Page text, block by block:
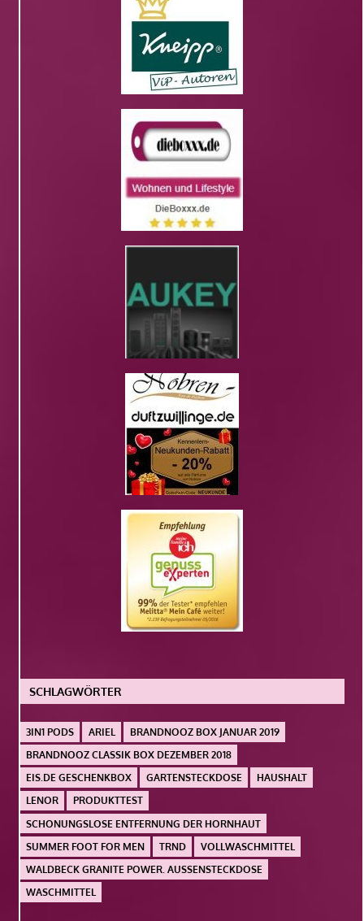
SCHLAGWÖRTER
3IN1 PODS ARIEL
BRANDNOOZ BOX JANUAR 2019
BRANDNOOZ CLASSIK BOX DEZEMBER 2018
EIS.DE GESCHENKBOX
GARTENSTECKDOSE
HAUSHALT
LENOR
PRODUKTTEST
SCHONUNGSLOSE ENTFERNUNG DER HORNHAUT
SUMMER FOOT FOR MEN
TRND
VOLLWASCHMITTEL
WALDBECK GRANITE POWER. AUSSENSTECKDOSE
WASCHMITTEL